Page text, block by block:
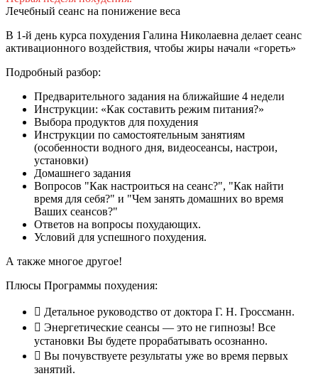
Лечебный сеанс на понижение веса
В 1-й день курса похудения Галина Николаевна делает сеанс
активационного воздействия, чтобы жиры начали «гореть»
Подробный разбор:
Предварительного задания на ближайшие 4 недели
Инструкции: «Как составить режим питания?»
Выбора продуктов для похудения
Инструкции по самостоятельным занятиям
(особенности водного дня, видеосеансы, настрои,
установки)
Домашнего задания
Вопросов "Как настроиться на сеанс?", "Как найти
время для себя?" и "Чем занять домашних во время
Ваших сеансов?"
Ответов на вопросы похудающих.
Условий для успешного похудения.
А также многое другое!
Плюсы Программы похудения:
Детальное руководство от доктора Г. Н. Гроссманн.
Энергетические сеансы — это не гипнозы! Все
установки Вы будете прорабатывать осознанно.
Вы почувствуете результаты уже во время первых
занятий.